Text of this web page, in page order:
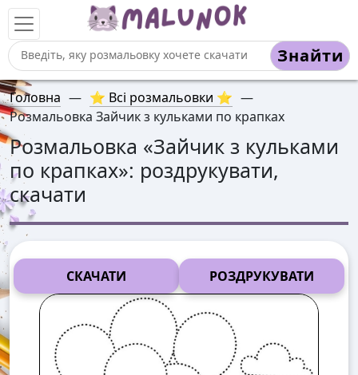
Знайти
Головна — ⭐ Всі розмальовки ⭐ —
Розмальовка Зайчик з кульками по крапках
Розмальовка «Зайчик з кульками
по крапках»: роздрукувати,
скачати
СКАЧАТИ РОЗДРУКУВАТИ